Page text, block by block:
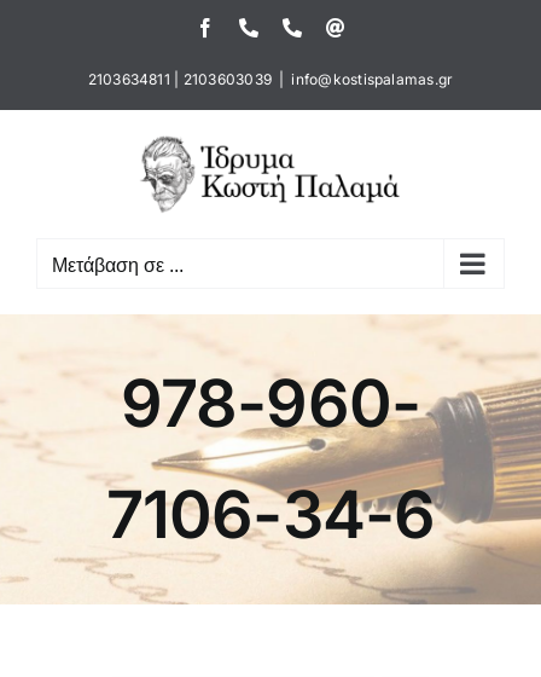
περιεχόμενο
FacebookΤηλέφωνοΤηλέφωνο
2103634811 2103603039 info@kostispalamas.gr
Μετάβαση σε ...
978-960-
7106-34-6